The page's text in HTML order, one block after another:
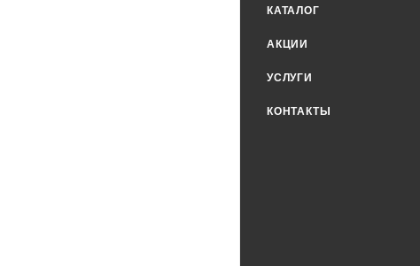
КАТАЛОГ
АКЦИИ
УСЛУГИ
КОНТАКТЫ